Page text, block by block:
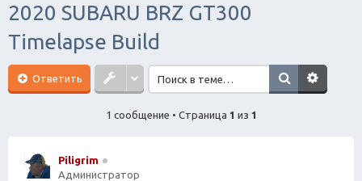
2020 SUBARU BRZ GT300
Timelapse Build
Ответить
1 сообщение • Страница 1 из 1
Piligrim
Администратор